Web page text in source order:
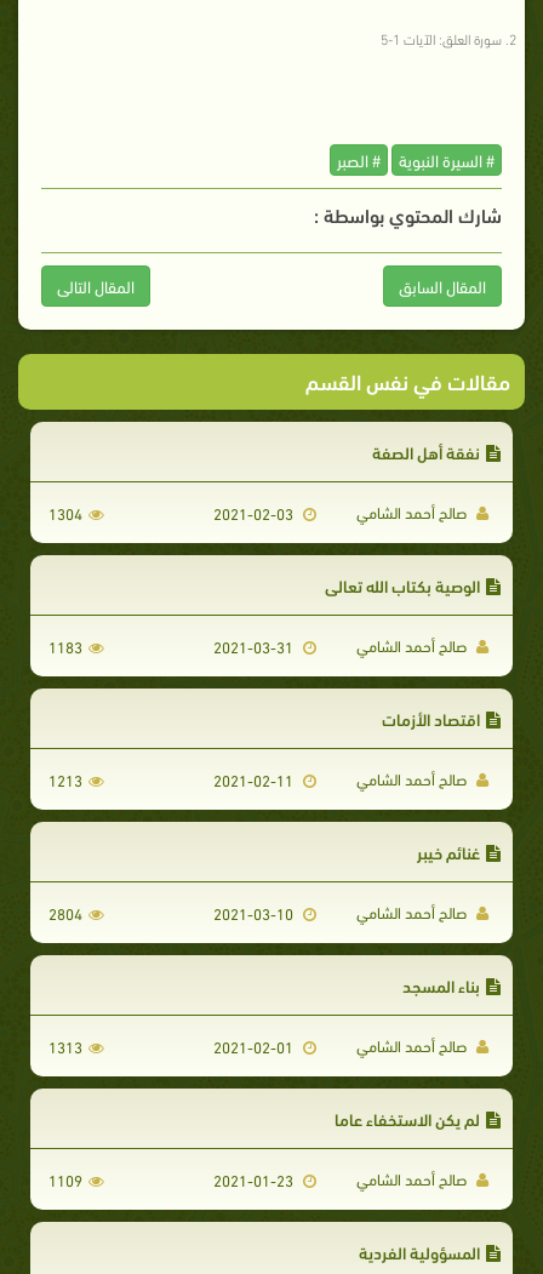
سورة العلق: الآيات 1-5
# السيرة النبوية # الصبر
شارك المحتوي بواسطة :
المقال السابق المقال التالى
مقالات في نفس القسم
نفقة أهل الصفة
صالح أحمد الشامي 2021-02-03
1304
الوصية بكتاب الله تعالي
صالح أحمد الشامي 1183
اقتصاد الأزمات
صالح أحمد الشامي 1213
غنائم خيبر
صالح أحمد الشامي 2021-03-10
2804
بناء المسجد
صالح أحمد الشامي 1313
لم يكن الاستخفاء عاما
صالح أحمد الشامي 2021-01-23
1109
المسؤولية الفردية